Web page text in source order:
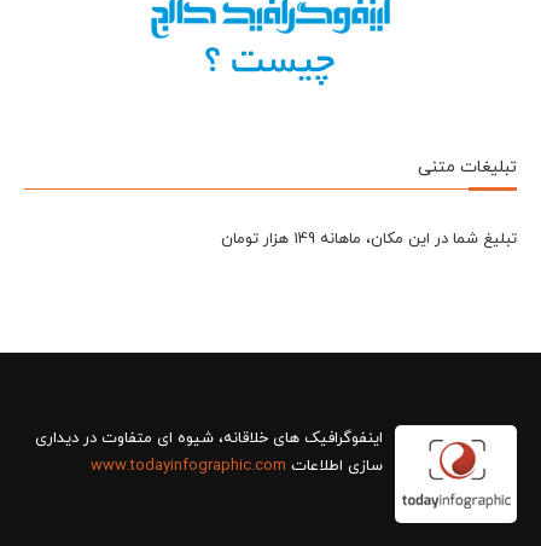
تبلیغات متنی
تبلیغ شما در این مکان، ماهانه 149 هزار تومان
سازی اطلاعات www.todayinfographic.com